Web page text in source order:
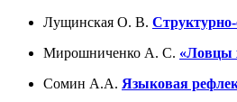
Лущинская О. В. Структурно-
Мирошниченко А. С. «Ловцы
Сомин А.А. Языковая